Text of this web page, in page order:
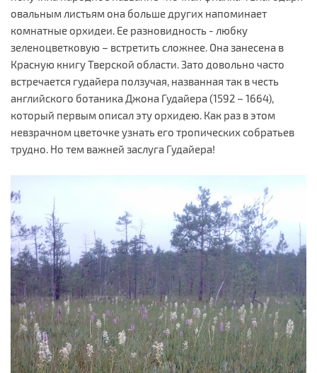
овальным листьям она больше других напоминает
комнатные орхидеи. Ее разновидность - любку
зеленоцветковую – встретить сложнее. Она занесена в
Красную книгу Тверской области. Зато довольно часто
встречается гудайера ползучая, названная так в честь
английского ботаника Джона Гудайера (1592 – 1664),
который первым описал эту орхидею. Как раз в этом
невзрачном цветочке узнать его тропических собратьев
трудно. Но тем важней заслуга Гудайера!